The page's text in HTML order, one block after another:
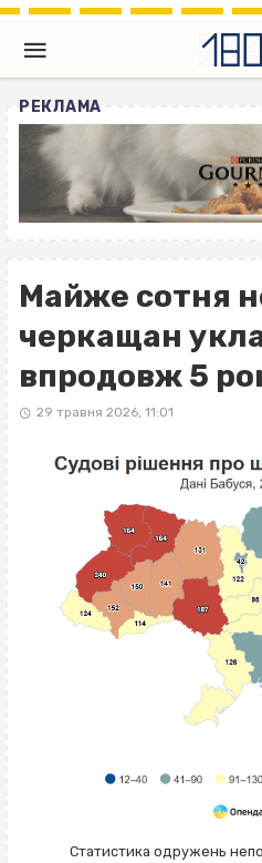
РЕКЛАМА
Майже сотня
черкащан
впродовж 5
29 травня 2026, 11:01
Статистика одружень